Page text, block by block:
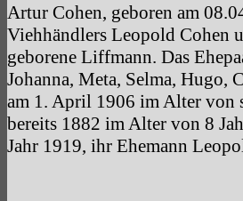
Artur Cohen, geboren am
Viehhändlers Leopold Cohen
geborene Liffmann. Das
Johanna, Meta, Selma, Hugo,
am 1. April 1906 im Alter von
bereits 1882 im Alter von 8
Jahr 1919, ihr Ehemann